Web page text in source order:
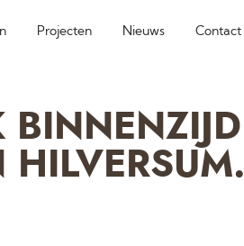
Projecten Nieuws Contact
HILVERSUM.